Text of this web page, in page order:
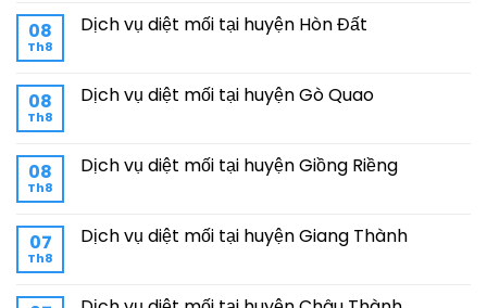
08
Th8
Dịch vụ diệt mối tại huyện Hòn Đất
08
Th8
Dịch vụ diệt mối tại huyện Gò Quao
08
Th8
Dịch vụ diệt mối tại huyện Giồng Riềng
07
Th8
Dịch vụ diệt mối tại huyện Giang Thành